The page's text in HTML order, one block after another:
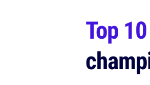
Top 10